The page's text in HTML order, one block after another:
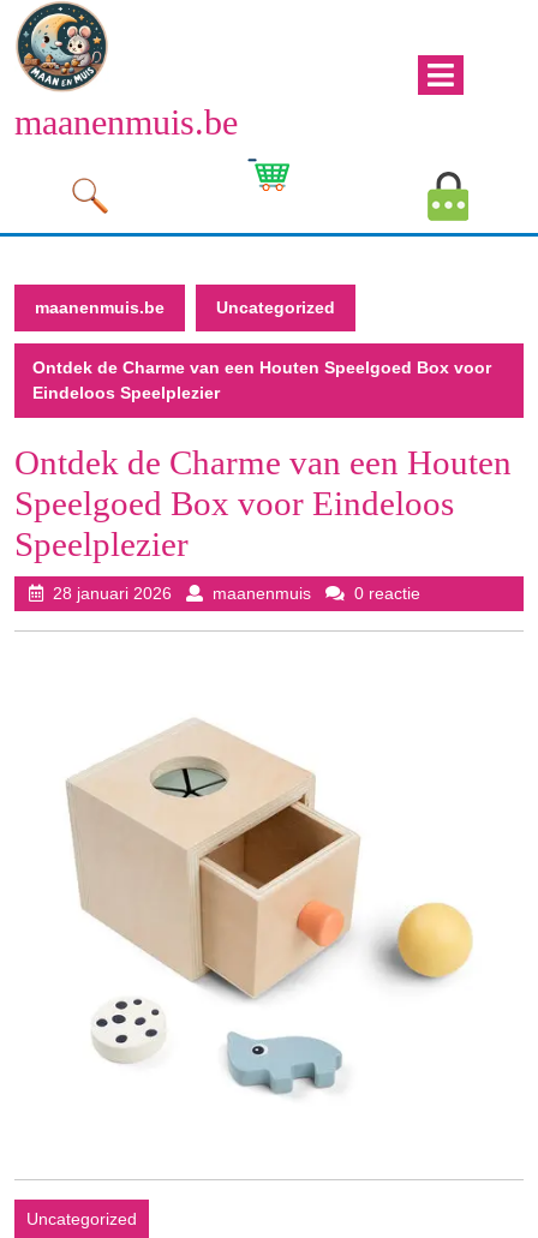
Naar
de
inhoud
maanenmuis.be
Winkelwagen
maanenmuis.be Uncategorized
Ontdek de Charme van een Houten Speelgoed Box voor
Eindeloos Speelplezier
Ontdek de Charme van een Houten
Speelgoed Box voor Eindeloos
Speelplezier
28 januari 2026 28
januari
maanenmuismaanenmuis
0 reactie
Uncategorized